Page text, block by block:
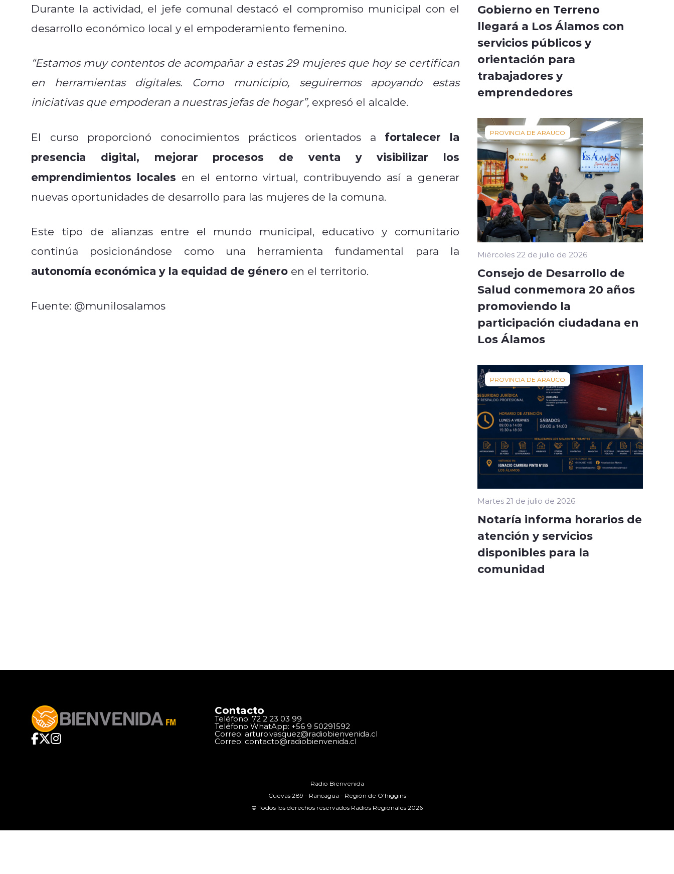
Durante la actividad, el jefe comunal destacó el compromiso municipal con el
desarrollo económico local y el empoderamiento femenino.
“Estamos muy contentos de acompañar a estas 29 mujeres que hoy se certifican
en herramientas digitales. Como municipio, seguiremos apoyando estas
iniciativas que empoderan a nuestras jefas de hogar”, expresó el alcalde.
El curso proporcionó conocimientos prácticos orientados a fortalecer la
presencia digital, mejorar procesos de venta y visibilizar los
emprendimientos locales en el entorno virtual, contribuyendo así a generar
nuevas oportunidades de desarrollo para las mujeres de la comuna.
Este tipo de alianzas entre el mundo municipal, educativo y comunitario
continúa posicionándose como una herramienta fundamental para la
autonomía económica y la equidad de género en el territorio.
Fuente: @munilosalamos
Gobierno en Terreno
llegará a Los Álamos con
servicios públicos y
orientación para
trabajadores y
emprendedores
PROVINCIA DE ARAUCO
Miércoles 22 de julio de 2026
Consejo de Desarrollo de
Salud conmemora 20 años
promoviendo la
participación ciudadana en
Los Álamos
PROVINCIA DE ARAUCO
Martes 21 de julio de 2026
Notaría informa horarios de
atención y servicios
disponibles para la
comunidad
Contacto
Teléfono: 72 2 23 03 99
Teléfono WhatApp: +56 9 50291592
Correo: arturo.vasquez@radiobienvenida.cl
Correo: contacto@radiobienvenida.cl
Radio Bienvenida
Cuevas 289 - Rancagua - Región de O'higgins
© Todos los derechos reservados Radios Regionales 2026